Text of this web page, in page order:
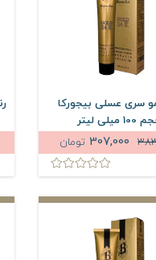
سری عسلی بیجورکا
میلی لیتر
تومان